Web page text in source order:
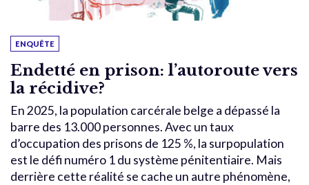
ENQUÊTE
Endetté en prison: l’autoroute vers
la récidive?
En 2025, la population carcérale belge a dépassé la
barre des 13.000 personnes. Avec un taux
d’occupation des prisons de 125 %, la surpopulation
est le défi numéro 1 du système pénitentiaire. Mais
derrière cette réalité se cache un autre phénomène,